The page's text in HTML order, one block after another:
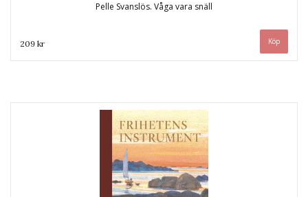
Pelle Svanslös. Våga vara snäll
209 kr